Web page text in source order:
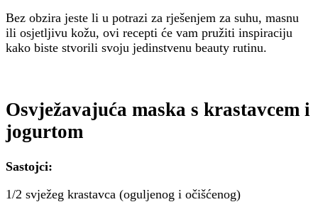
Bez obzira jeste li u potrazi za rješenjem za suhu, masnu
ili osjetljivu kožu, ovi recepti će vam pružiti inspiraciju
kako biste stvorili svoju jedinstvenu beauty rutinu.
Osvježavajuća maska s krastavcem i
jogurtom
Sastojci:
1/2 svježeg krastavca (oguljenog i očišćenog)